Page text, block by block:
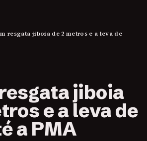
resgata jiboia de 2 metros e a leva de
jiboia
e a leva de
a PMA